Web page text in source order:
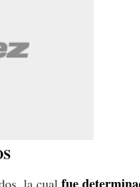
la cual fue